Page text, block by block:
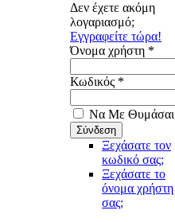
Δεν έχετε ακόμη
λογαριασμό;
Εγγραφείτε τώρα!
Όνομα χρήστη *
Κωδικός *
Να Με Θυμάσαι
Ξεχάσατε τον
κωδικό σας;
Ξεχάσατε το
όνομα χρήστη
σας;